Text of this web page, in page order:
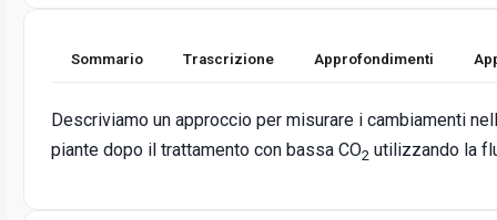
Sommario Trascrizione Approfondimenti
Descriviamo un approccio per misurare i cambiamenti
piante dopo il trattamento con bassa CO2 utilizzando la